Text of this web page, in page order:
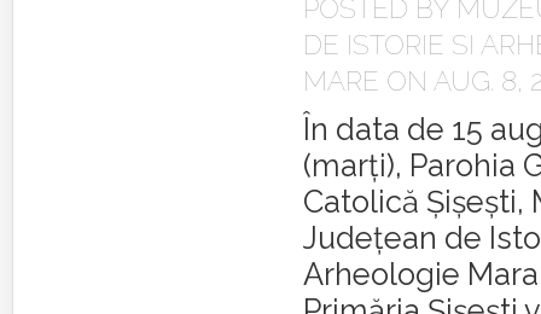
POSTED BY
DE ISTORIE SI
MARE ON AUG. 8,
În data de 15
(marţi), Parohia
Catolică Şişeşti,
Judeţean de
Arheologie